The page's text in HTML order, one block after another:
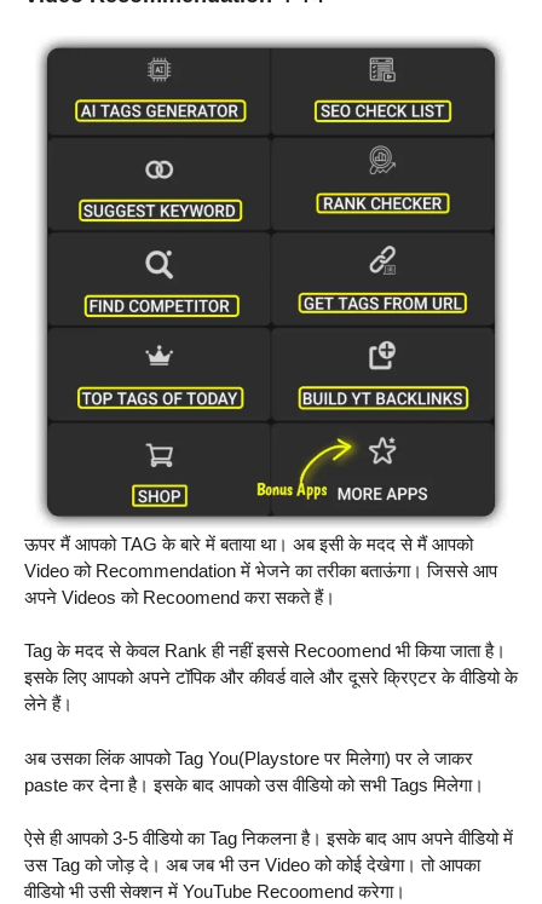
ऊपर मैं आपको TAG के बारे में बताया था। अब इसी के मदद से मैं आपको
Video को Recommendation में भेजने का तरीका बताऊंगा। जिससे आप
अपने Videos को Recoomend करा सकते हैं।
Tag के मदद से केवल Rank ही नहीं इससे Recoomend भी किया जाता है।
इसके लिए आपको अपने टॉपिक और कीवर्ड वाले और दूसरे क्रिएटर के वीडियो के
लेने हैं।
अब उसका लिंक आपको Tag You(Playstore पर मिलेगा) पर ले जाकर
paste कर देना है। इसके बाद आपको उस वीडियो को सभी Tags मिलेगा।
ऐसे ही आपको 3-5 वीडियो का Tag निकलना है। इसके बाद आप अपने वीडियो में
उस Tag को जोड़ दे। अब जब भी उन Video को कोई देखेगा। तो आपका
वीडियो भी उसी सेक्शन में YouTube Recoomend करेगा।